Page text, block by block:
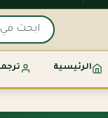
الرئيسية